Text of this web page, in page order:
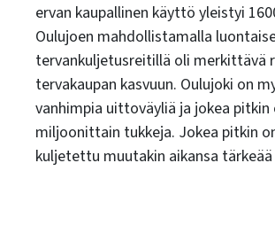
ervan kaupallinen käyttö yleistyi
Oulujoen mahdollistamalla
tervankuljetusreitillä oli merkittävä
tervakaupan kasvuun. Oulujoki on
vanhimpia uittoväyliä ja jokea
miljoonittain tukkeja. Jokea pitkin
kuljetettu muutakin aikansa